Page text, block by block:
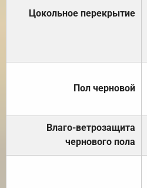
Цокольное перекрытие
Пол черновой
Влаго-ветрозащита
чернового пола